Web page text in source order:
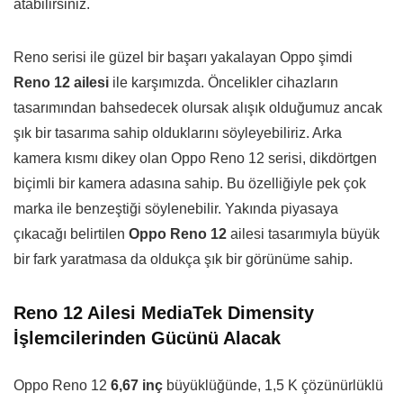
atabilirsiniz.
Reno serisi ile güzel bir başarı yakalayan Oppo şimdi
Reno 12 ailesi ile karşımızda. Öncelikler cihazların
tasarımından bahsedecek olursak alışık olduğumuz ancak
şık bir tasarıma sahip olduklarını söyleyebiliriz. Arka
kamera kısmı dikey olan Oppo Reno 12 serisi, dikdörtgen
biçimli bir kamera adasına sahip. Bu özelliğiyle pek çok
marka ile benzeştiği söylenebilir. Yakında piyasaya
çıkacağı belirtilen Oppo Reno 12 ailesi tasarımıyla büyük
bir fark yaratmasa da oldukça şık bir görünüme sahip.
Reno 12 Ailesi MediaTek Dimensity
İşlemcilerinden Gücünü Alacak
Oppo Reno 12 6,67 inç büyüklüğünde, 1,5 K çözünürlüklü